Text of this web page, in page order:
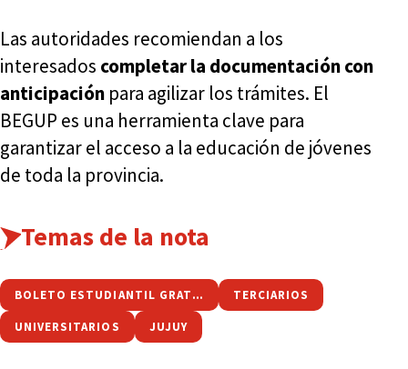
Las autoridades recomiendan a los
interesados completar la documentación con
anticipación para agilizar los trámites. El
BEGUP es una herramienta clave para
garantizar el acceso a la educación de jóvenes
de toda la provincia.
Temas de la nota
BOLETO ESTUDIANTIL GRATUITO TERCIARIOS
UNIVERSITARIOS JUJUY